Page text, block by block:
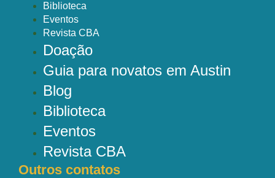
Biblioteca
Eventos
Revista CBA
Doação
Guia para novatos em Austin
Blog
Biblioteca
Eventos
Revista CBA
Outros contatos